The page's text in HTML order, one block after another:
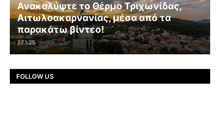
Ανακαλύψτε το Θέρμο Τριχωνίδας,
Αιτωλοακαρνανίας, μέσα από τα
παρακάτω βίντεο!
27.1.25
FOLLOW US